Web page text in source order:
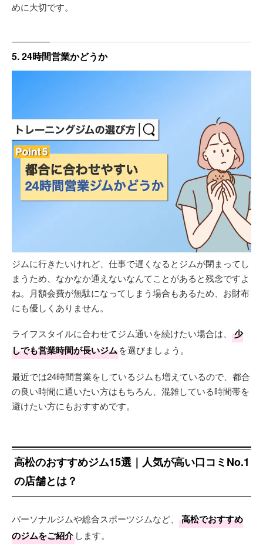
めに大切です。
5. 24時間営業かどうか
ジムに行きたいけれど、仕事で遅くなるとジムが閉まってし
まうため、なかなか通えないなんてことがあると残念ですよ
ね。月額会費が無駄になってしまう場合もあるため、お財布
にも優しくありません。
ライフスタイルに合わせてジム通いを続けたい場合は、
少
しでも営業時間が長いジムを選びましょう。
最近では24時間営業をしているジムも増えているので、都合
の良い時間に通いたい方はもちろん、混雑している時間帯を
避けたい方にもおすすめです。
高松のおすすめジム15選｜人気が高い口コミNo.1
の店舗とは？
パーソナルジムや総合スポーツジムなど、
高松でおすすめ
のジムをご紹介 します。